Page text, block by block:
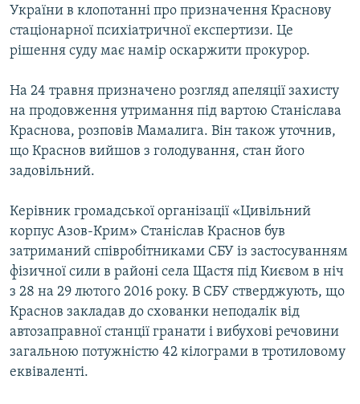
України в клопотанні про призначення Краснову
стаціонарної психіатричної експертизи. Це
рішення суду має намір оскаржити прокурор.
На 24 травня призначено розгляд апеляції захисту
на продовження утримання під вартою Станіслава
Краснова, розповів Мамалига. Він також уточнив,
що Краснов вийшов з голодування, стан його
задовільний.
Керівник громадської організації «Цивільний
корпус Азов-Крим» Станіслав Краснов був
затриманий співробітниками СБУ із застосуванням
фізичної сили в районі села Щастя під Києвом в ніч
з 28 на 29 лютого 2016 року. В СБУ стверджують, що
Краснов закладав до схованки неподалік від
автозаправної станції гранати і вибухові речовини
загальною потужністю 42 кілограми в тротиловому
еквіваленті.